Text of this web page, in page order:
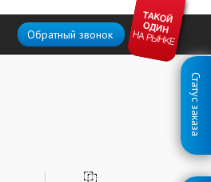
Статус заказа
Обратный звонок